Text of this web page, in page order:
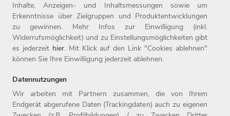
Abonnieren
Inhalte, Anzeigen- und Inhaltsmessungen sowie um
Erkenntnisse über Zielgruppen und Produktentwicklungen
zu gewinnen. Mehr Infos zur Einwilligung (inkl.
Widerrufsmöglichkeit) und zu Einstellungsmöglichkeiten gibt
es jederzeit hier. Mit Klick auf den Link "Cookies ablehnen"
können Sie Ihre Einwilligung jederzeit ablehnen.
Datennutzungen
Wir arbeiten mit Partnern zusammen, die von Ihrem
Endgerät abgerufene Daten (Trackingdaten) auch zu eigenen